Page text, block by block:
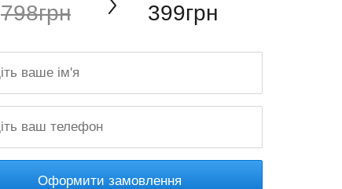
798грн 399грн
Оформити замовлення